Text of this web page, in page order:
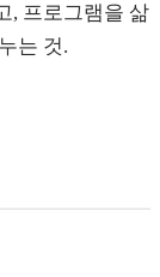
, 프로그램을 삶
는 것.